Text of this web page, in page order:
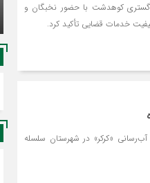
قوه قضاییه، رئیس دادگستری کوهدشت با حضور نخبگان و
خدمات قضایی تأکید کرد.
«کرکر» در شهرستان سلسله
خادمین حرم رضوی، عطر خدمت
پراکندند